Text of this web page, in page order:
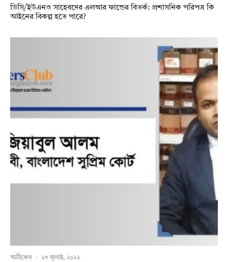
ডিসি/ইউএনও সাহেবদের এলআর ফান্ডের বিতর্ক: প্রশাসনিক পরিপত্র কি
আইনের বিকল্প হতে পারে?
আর্টিকেল · ২৩ জুলাই, ২০২৬